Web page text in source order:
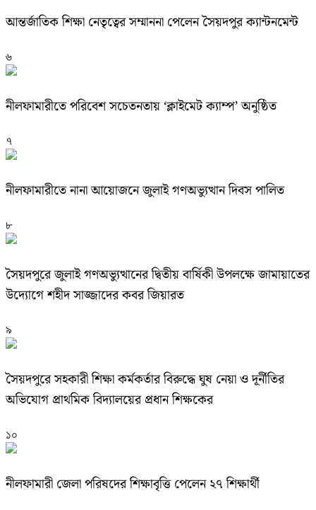
আন্তর্জাতিক শিক্ষা নেতৃত্বের সম্মাননা পেলেন সৈয়দপুর ক্যান্টনমেন্ট
৬
নীলফামারীতে পরিবেশ সচেতনতায় ‘ক্লাইমেট ক্যাম্প’ অনুষ্ঠিত
৭
নীলফামারীতে নানা আয়োজনে জুলাই গণঅভ্যুত্থান দিবস পালিত
৮
সৈয়দপুরে জুলাই গণঅভ্যুত্থানের দ্বিতীয় বার্ষিকী উপলক্ষে জামায়াতের
উদ্যোগে শহীদ সাজ্জাদের কবর জিয়ারত
৯
সৈয়দপুরে সহকারী শিক্ষা কর্মকর্তার বিরুদ্ধে ঘুষ নেয়া ও দূর্নীতির
অভিযোগ প্রাথমিক বিদ্যালয়ের প্রধান শিক্ষকের
১০
নীলফামারী জেলা পরিষদের শিক্ষাবৃত্তি পেলেন ২৭ শিক্ষার্থী